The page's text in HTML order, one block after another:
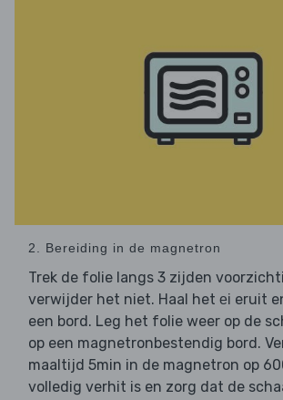
2. Bereiding in de magnetron
Trek de folie langs 3 zijden
verwijder het niet. Haal het ei eruit
een bord. Leg het folie weer op de
op een magnetronbestendig bord.
maaltijd 5min in de magnetron op
volledig verhit is en zorg dat de